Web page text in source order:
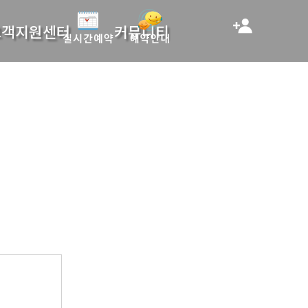
지원센터 커뮤니티